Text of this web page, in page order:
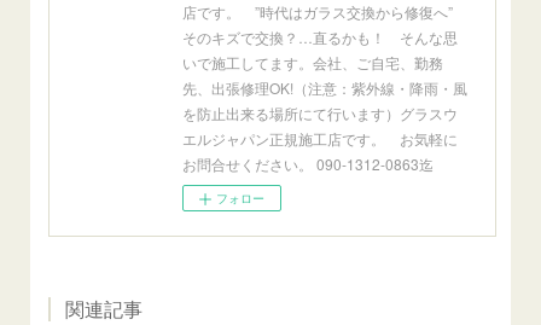
店です。 ”時代はガラス交換から修復へ”
そのキズで交換？…直るかも！ そんな思
いで施工してます。会社、ご自宅、勤務
先、出張修理OK!（注意：紫外線・降雨・風
を防止出来る場所にて行います）グラスウ
エルジャパン正規施工店です。 お気軽に
お問合せください。 090-1312-0863迄
フォロー
関連記事